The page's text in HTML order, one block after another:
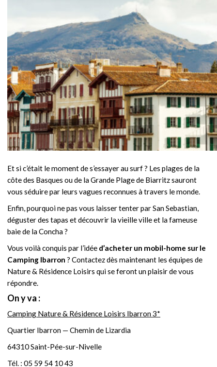
Et si c’était le moment de s’essayer au surf ? Les plages de la
côte des Basques ou de la Grande Plage de Biarritz sauront
vous séduire par leurs vagues reconnues à travers le monde.
Enfin, pourquoi ne pas vous laisser tenter par San Sebastian,
déguster des tapas et découvrir la vieille ville et la fameuse
baie de la Concha ?
Vous voilà conquis par l’idée d’acheter un mobil-home sur le
Camping Ibarron ? Contactez dès maintenant les équipes de
Nature & Résidence Loisirs qui se feront un plaisir de vous
répondre.
On y va :
Camping Nature & Résidence Loisirs Ibarron 3*
Quartier Ibarron — Chemin de Lizardia
64310 Saint-Pée-sur-Nivelle
Tél. : 05 59 54 10 43